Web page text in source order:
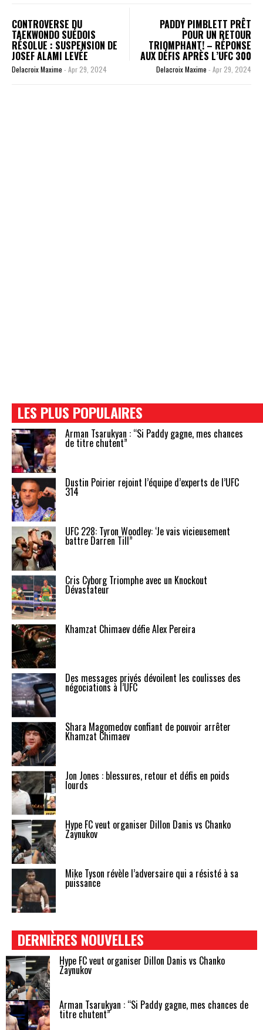
CONTROVERSE DU
TAEKWONDO SUÉDOIS
RÉSOLUE : SUSPENSION DE
JOSEF ALAMI LEVÉE
Delacroix Maxime - Apr 29, 2024
PADDY PIMBLETT PRÊT
POUR UN RETOUR
TRIOMPHANT! – RÉPONSE
AUX DÉFIS APRÈS L’UFC 300
Delacroix Maxime - Apr 29, 2024
LES PLUS POPULAIRES
Arman Tsarukyan : “Si Paddy gagne, mes chances
de titre chutent”
Dustin Poirier rejoint l’équipe d’experts de l’UFC
314
UFC 228: Tyron Woodley: ‘Je vais vicieusement
battre Darren Till”
Cris Cyborg Triomphe avec un Knockout
Dévastateur
Khamzat Chimaev défie Alex Pereira
Des messages privés dévoilent les coulisses des
négociations à l’UFC
Shara Magomedov confiant de pouvoir arrêter
Khamzat Chimaev
Jon Jones : blessures, retour et défis en poids
lourds
Hype FC veut organiser Dillon Danis vs Chanko
Zaynukov
Mike Tyson révèle l’adversaire qui a résisté à sa
puissance
DERNIÈRES NOUVELLES
Hype FC veut organiser Dillon Danis vs Chanko
Zaynukov
Arman Tsarukyan : “Si Paddy gagne, mes chances de
titre chutent”